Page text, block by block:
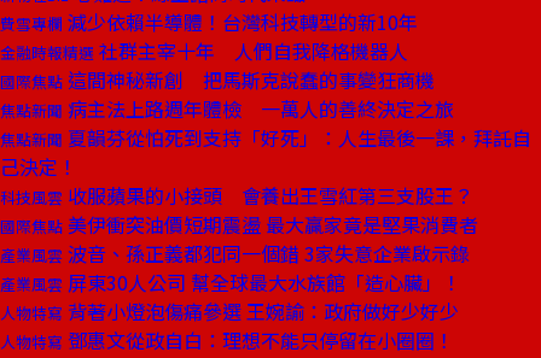
費雪專欄 減少依賴半導體！台灣科技轉型的新10年
金融時報精選 社群主宰十年 人們自我降格機器人
國際焦點 這間神秘新創 把馬斯克說蠢的事變狂商機
焦點新聞 病主法上路週年體檢 一萬人的善終決定之旅
焦點新聞 夏韻芬從怕死到支持「好死」：人生最後一課，拜託自
己決定！
科技風雲 收服蘋果的小接頭 會養出王雪紅第三支股王？
國際焦點 美伊衝突油價短期震盪 最大贏家竟是堅果消費者
產業風雲 波音、孫正義都犯同一個錯 3家失意企業啟示錄
產業風雲 屏東30人公司 幫全球最大水族館「造心臟」！
人物特寫 背著小燈泡傷痛參選 王婉諭：政府做好少好少
人物特寫 鄧惠文從政自白：理想不能只停留在小圈圈！